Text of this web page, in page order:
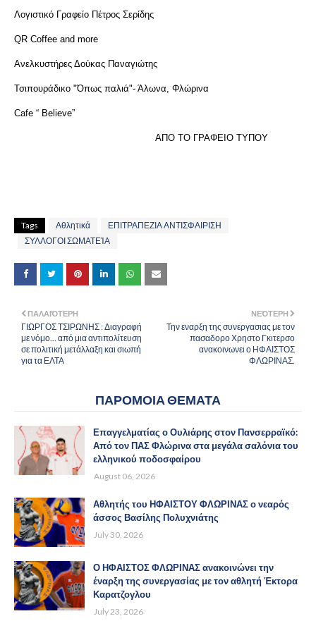
Λογιστικό Γραφείο Πέτρος Σερίδης
QR Coffee and more
Ανελκυστήρες Δούκας Παναγιώτης
Τσιπουράδικο "Όπως παλιά"- Άλωνα, Φλώρινα
Cafe “ Believe”
ΑΠΟ ΤΟ ΓΡΑΦΕΙΟ ΤΥΠΟΥ
Tags Αθλητικά
ΕΠΙΤΡΑΠΕΖΙΑ ΑΝΤΙΣΦΑΙΡΙΣΗ
ΣΥΛΛΟΓΟΙ ΣΩΜΑΤΕΊΑ
ΝΕΌΤΕΡΗ
Την εναρξη της συνεργασιας με τον
πασαδορο Χρηστο Γκιτερσο
ανακοινωνει ο ΗΦΑΙΣΤΟΣ
ΦΛΩΡΙΝΑΣ.
ΠΑΛΑΙΌΤΕΡΗ
ΓΙΩΡΓΟΣ ΤΣΙΡΩΝΗΣ : Διαγραφή
με νόμο… από μια αντιπολίτευση
σε πολιτική μετάλλαξη και σιωπή
για τα ΕΛΤΑ
ΠΑΡΟΜΟΙΑ ΘΕΜΑΤΑ
Επαγγελματίας ο Ουλιάρης στον Πανσερραϊκό:
Από τον ΠΑΣ Φλώρινα στα μεγάλα σαλόνια του
ελληνικού ποδοσφαίρου
August 06, 2026
Αθλητής του ΗΦΑΙΣΤΟΥ ΦΛΩΡΙΝΑΣ ο νεαρός
άσσος Βασίλης Πολυχνιάτης
July 30, 2026
Ο ΗΦΑΙΣΤΟΣ ΦΛΩΡΙΝΑΣ ανακοινώνει την
έναρξη της συνεργασίας με τον αθλητή Έκτορα
Καρατζογλου
July 23, 2026